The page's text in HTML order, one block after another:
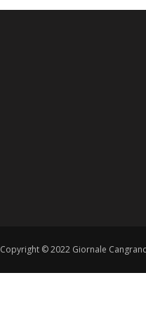
Copyright © 2022 Giornale